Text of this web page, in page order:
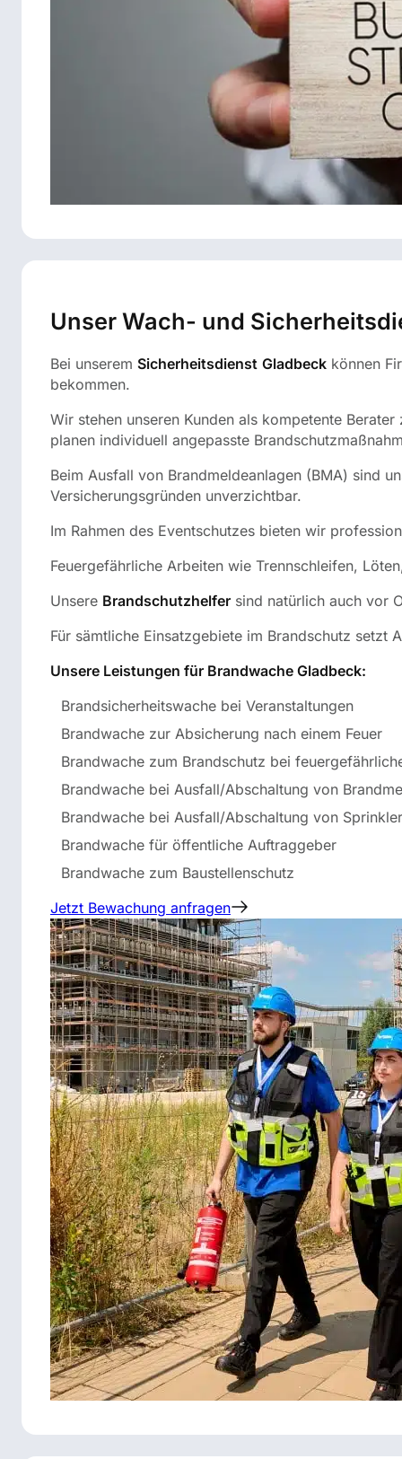
Unser Wach- und
Bei unserem Sicherheitsdienst Gladbeck können
bekommen.
Wir stehen unseren Kunden als kompetente
planen individuell angepasste
Beim Ausfall von Brandmeldeanlagen (BMA) sind
Versicherungsgründen unverzichtbar.
Im Rahmen des Eventschutzes bieten wir
Feuergefährliche Arbeiten wie Trennschleifen,
Unsere Brandschutzhelfer sind natürlich auch vor
Für sämtliche Einsatzgebiete im Brandschutz
Unsere Leistungen für Brandwache Gladbeck:
Brandsicherheitswache bei Veranstaltungen
Brandwache zur Absicherung nach einem Feuer
Brandwache zum Brandschutz bei
Brandwache bei Ausfall/Abschaltung von
Brandwache bei Ausfall/Abschaltung von
Brandwache für öffentliche Auftraggeber
Brandwache zum Baustellenschutz
Jetzt Bewachung anfragen